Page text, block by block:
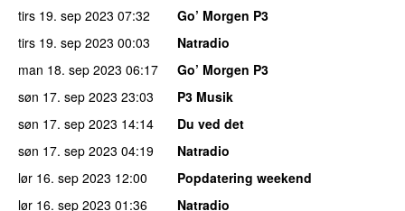
tirs 19. sep 2023 07:32
Go’ Morgen P3
tirs 19. sep 2023 00:03
Natradio
man 18. sep 2023 06:17
Go’ Morgen P3
søn 17. sep 2023 23:03
P3 Musik
søn 17. sep 2023 14:14
Du ved det
søn 17. sep 2023 04:19
Natradio
lør 16. sep 2023 12:00
Popdatering weekend
lør 16. sep 2023 01:36
Natradio